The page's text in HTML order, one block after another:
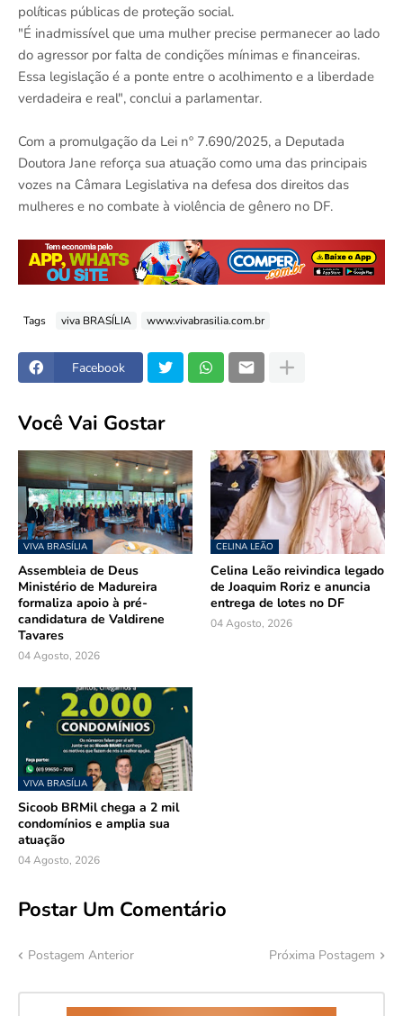
políticas públicas de proteção social.
"É inadmissível que uma mulher precise permanecer ao lado
do agressor por falta de condições mínimas e financeiras.
Essa legislação é a ponte entre o acolhimento e a liberdade
verdadeira e real", conclui a parlamentar.
Com a promulgação da Lei nº 7.690/2025, a Deputada
Doutora Jane reforça sua atuação como uma das principais
vozes na Câmara Legislativa na defesa dos direitos das
mulheres e no combate à violência de gênero no DF.
Tags viva BRASÍLIA www.vivabrasilia.com.br
Facebook
Você Vai Gostar
VIVA BRASÍLIA
Assembleia de Deus
Ministério de Madureira
formaliza apoio à pré-
candidatura de Valdirene
Tavares
04 Agosto, 2026
CELINA LEÃO
Celina Leão reivindica legado
de Joaquim Roriz e anuncia
entrega de lotes no DF
04 Agosto, 2026
VIVA BRASÍLIA
Sicoob BRMil chega a 2 mil
condomínios e amplia sua
atuação
04 Agosto, 2026
Postar Um Comentário
Postagem Anterior Próxima Postagem